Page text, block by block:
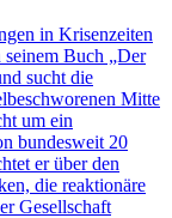
in Krisenzeiten
Buch „Der
sucht die
Mitte
um ein
bundesweit 20
er über den
die reaktionäre
Gesellschaft